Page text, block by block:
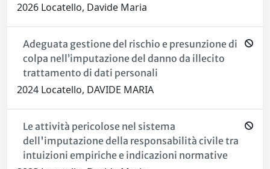
2026 Locatello, Davide Maria
Adeguata gestione del rischio e presunzione di
colpa nell’imputazione del danno da illecito
trattamento di dati personali
2024 Locatello, DAVIDE MARIA
Le attività pericolose nel sistema
dell'imputazione della responsabilità civile tra
intuizioni empiriche e indicazioni normative